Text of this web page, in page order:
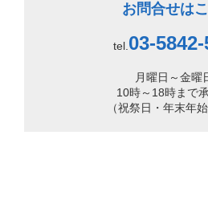
お問合せは
tel. 03-
月曜日～金曜
10時～18時まで
（祝祭日・年末年